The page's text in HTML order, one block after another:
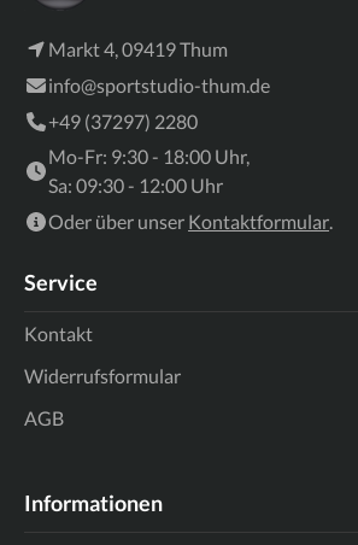
Markt 4, 09419 Thum
info@sportstudio-thum.de
+49 (37297) 2280
Mo-Fr: 9:30 - 18:00 Uhr,
Sa: 09:30 - 12:00 Uhr
Oder über unser Kontaktformular.
Service
Kontakt
Widerrufsformular
AGB
Informationen